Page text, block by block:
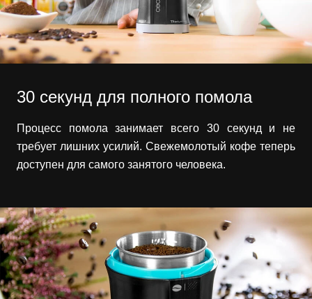
30 секунд для полного помола
Процесс помола занимает всего 30 секунд и не
требует лишних усилий. Свежемолотый кофе теперь
доступен для самого занятого человека.